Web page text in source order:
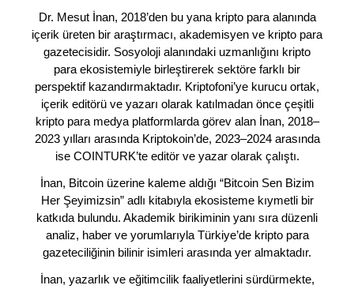
Dr. Mesut İnan, 2018’den bu yana kripto para alanında
içerik üreten bir araştırmacı, akademisyen ve kripto para
gazetecisidir. Sosyoloji alanındaki uzmanlığını kripto
para ekosistemiyle birleştirerek sektöre farklı bir
perspektif kazandırmaktadır. Kriptofoni’ye kurucu ortak,
içerik editörü ve yazarı olarak katılmadan önce çeşitli
kripto para medya platformlarda görev alan İnan, 2018–
2023 yılları arasında Kriptokoin’de, 2023–2024 arasında
ise COINTURK’te editör ve yazar olarak çalıştı.
İnan, Bitcoin üzerine kaleme aldığı “Bitcoin Sen Bizim
Her Şeyimizsin” adlı kitabıyla ekosisteme kıymetli bir
katkıda bulundu. Akademik birikiminin yanı sıra düzenli
analiz, haber ve yorumlarıyla Türkiye’de kripto para
gazeteciliğinin bilinir isimleri arasında yer almaktadır.
İnan, yazarlık ve eğitimcilik faaliyetlerini sürdürmekte,